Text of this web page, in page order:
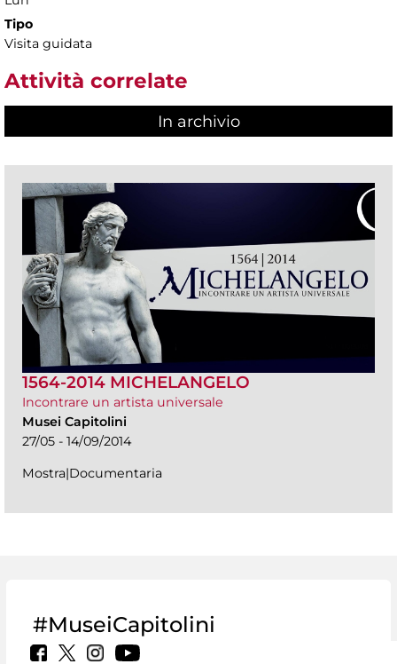
Tipo
Visita guidata
Attività correlate
In archivio
1564-2014 MICHELANGELO
Incontrare un artista universale
Musei Capitolini
27/05 - 14/09/2014
Mostra|Documentaria
#MuseiCapitolini